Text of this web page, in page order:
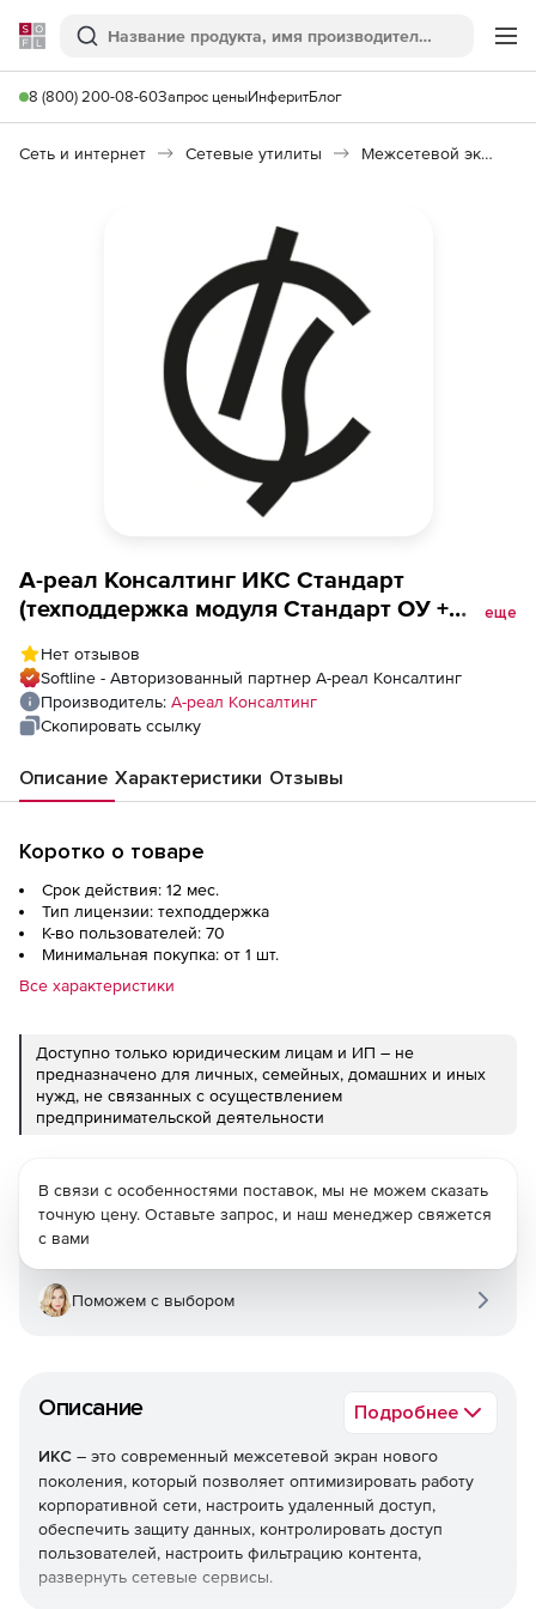
Softline
Поиск
8 (800) 200-08-60Запрос ценыИнферитБлог
Сеть и интернет Сетевые утилиты Межсетевой экран ИКС
А-реал Консалтинг ИКС Стандарт
(техподдержка модуля Стандарт ОУ +
учреждений), 70 пользователей
еще
Нет отзывов
Softline - Авторизованный партнер А-реал Консалтинг
Производитель: А-реал Консалтинг
Скопировать ссылку
Описание Характеристики Отзывы
Коротко о товаре
Срок действия: 12 мес.
Тип лицензии: техподдержка
К-во пользователей: 70
Минимальная покупка: от 1 шт.
Все характеристики
Доступно только юридическим лицам и ИП – не
предназначено для личных, семейных, домашних и иных
нужд, не связанных с осуществлением
предпринимательской деятельности
Описание Подробнее
ИКС – это современный межсетевой экран нового
поколения, который позволяет оптимизировать работу
корпоративной сети, настроить удаленный доступ,
обеспечить защиту данных, контролировать доступ
пользователей, настроить фильтрацию контента,
развернуть сетевые сервисы.
В связи с особенностями поставок, мы не можем сказать
точную цену. Оставьте запрос, и наш менеджер свяжется
с вами
Поможем с выбором